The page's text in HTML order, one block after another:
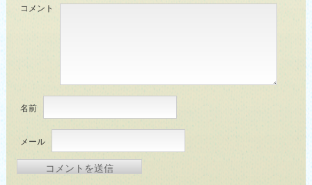
コメント
名前
メール